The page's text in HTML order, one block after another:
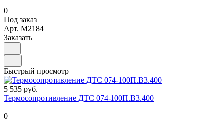
0
Под заказ
Арт. M2184
Заказать
Быстрый просмотр
5 535 руб.
Термосопротивление ДТС 074-100П.В3.400
0